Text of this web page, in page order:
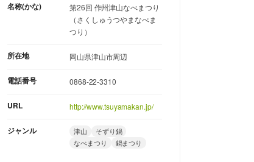
名称(かな)
第26回 作州津山なべまつり
（さくしゅうつやまなべま
つり）
所在地 岡山県津山市周辺
電話番号 0868-22-3310
URL http://www.tsuyamakan.jp/
ジャンル 津山
そずり鍋
なべまつり
鍋まつり